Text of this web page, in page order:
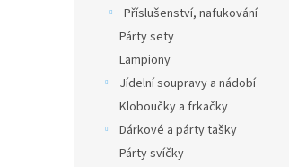
Příslušenství, nafukování
Párty sety
Lampiony
Jídelní soupravy a nádobí
Kloboučky a frkačky
Dárkové a párty tašky
Párty svíčky